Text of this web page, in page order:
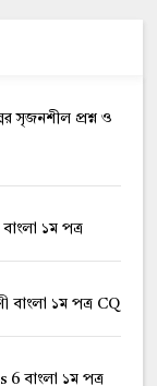
সৃজনশীল প্রশ্ন ও
১ম পত্র
বাংলা ১ম পত্র CQ
বাংলা ১ম পত্র